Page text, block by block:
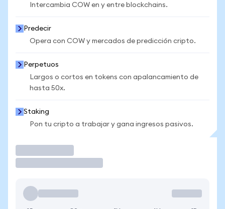
Intercambia COW en y entre blockchains.
Predecir
Opera con COW y mercados de predicción cripto.
Perpetuos
Largos o cortos en tokens con apalancamiento de
hasta 50x.
Staking
Pon tu cripto a trabajar y gana ingresos pasivos.